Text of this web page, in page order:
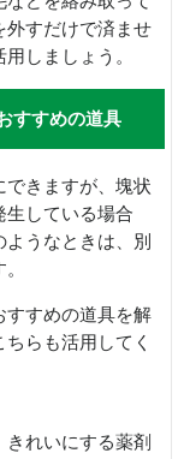
外すだけで済ませ
しましょう。
すすめの道具
できますが、塊状
生している場合
うなときは、別
すすめの道具を解
らも活用してく
れいにする薬剤